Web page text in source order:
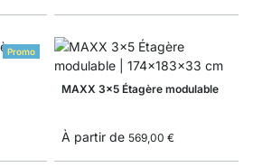
Promo
MAXX 3x5 Étagère modulable
À partir de 569,00 €